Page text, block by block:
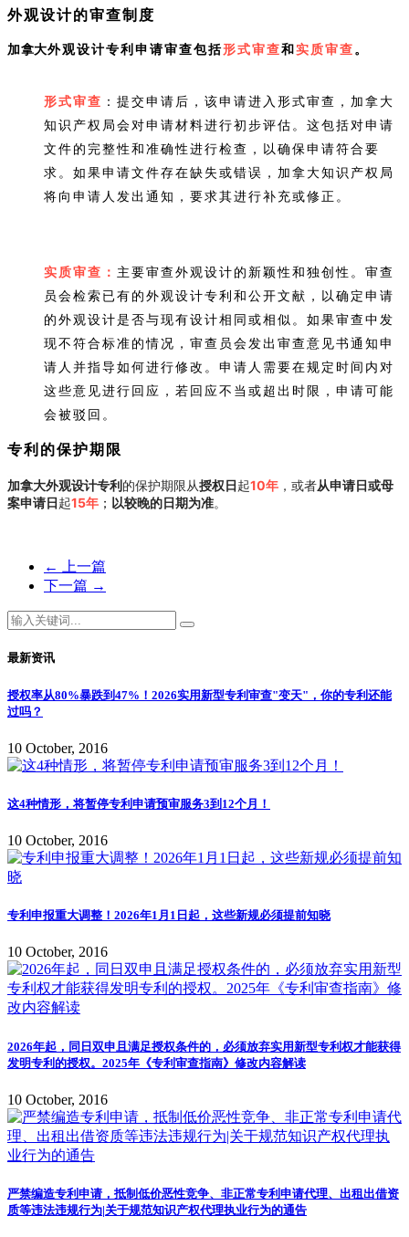
外观设计的审查制度
加拿大外观设计专利申请审查包括形式审查和 实质审查 。
形式审查 ：提交申请后，该申请进入形式审查，加拿大
知识产权局会对申请材料进行初步评估。这包括对申请
文件的完整性和准确性进行检查，以确保申请符合要
求。如果申请文件存在缺失或错误，加拿大知识产权局
将向申请人发出通知，要求其进行补充或修正。
实质审查： 主要审查外观设计的新颖性和独创性。审查
员会检索已有的外观设计专利和公开文献，以确定申请
的外观设计是否与现有设计相同或相似。如果审查中发
现不符合标准的情况，审查员会发出审查意见书通知申
请人并指导如何进行修改。申请人需要在规定时间内对
这些意见进行回应，若回应不当或超出时限，申请可能
会被驳回。
专利的保护期限
加拿大外观设计专利的保护期限从授权日起10年 ，或者从申请日或母
案申请日起15年 ； 以较晚的日期为准。
←
上一篇
下一篇 →
最新资讯
授权率从80%暴跌到47%！2026实用新型专利审查"变天"，你的专利还能
过吗？
10 October, 2016
这4种情形，将暂停专利申请预审服务3到12个月！
10 October, 2016
专利申报重大调整！2026年1月1日起，这些新规必须提前知晓
10 October, 2016
2026年起，同日双申且满足授权条件的，必须放弃实用新型专利权才能获得
发明专利的授权。2025年《专利审查指南》修改内容解读
10 October, 2016
严禁编造专利申请，抵制低价恶性竞争、非正常专利申请代理、出租出借资
质等违法违规行为|关于规范知识产权代理执业行为的通告